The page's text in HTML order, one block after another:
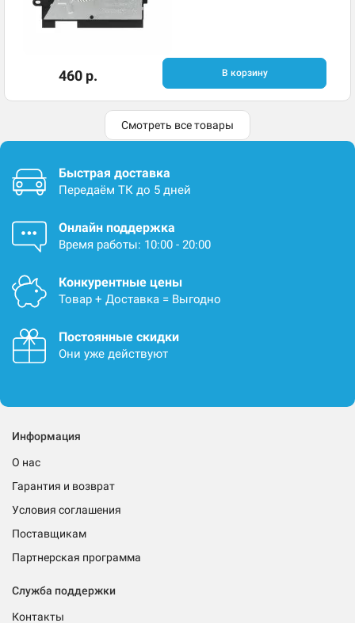
460 р. В корзину
Смотреть все товары
Быстрая доставка
Передаём ТК до 5 дней
Онлайн поддержка
Время работы: 10:00 - 20:00
Конкурентные цены
Товар + Доставка = Выгодно
Постоянные скидки
Они уже действуют
Информация
О нас
Гарантия и возврат
Условия соглашения
Поставщикам
Партнерская программа
Служба поддержки
Контакты